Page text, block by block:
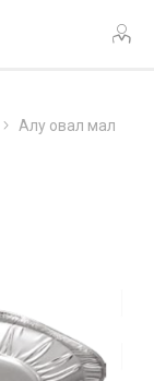
Алу овал мал